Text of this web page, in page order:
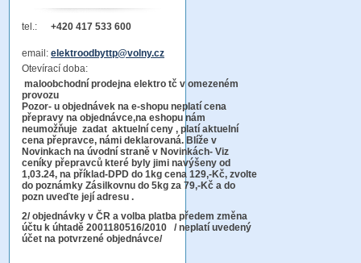
tel.: +420 417 533 600
email: elektroodbyttp@volny.cz
Otevírací doba:
maloobchodní prodejna elektro tč v omezeném
provozu
Pozor- u objednávek na e-shopu neplatí cena
přepravy na objednávce,na eshopu nám
neumožňuje zadat aktuelní ceny , platí aktuelní
cena přepravce, námi deklarovaná. Blíže v
Novinkach na úvodní straně v Novinkách- Viz
ceníky přepravců které byly jimi navýšeny od
1,03.24, na příklad-DPD do 1kg cena 129,-Kč, zvolte
do poznámky Zásilkovnu do 5kg za 79,-Kč a do
pozn uveďte její adresu .
2/ objednávky v ČR a volba platba předem změna
účtu k úhtadě 2001180516/2010 / neplatí uvedený
účet na potvrzené objednávce/